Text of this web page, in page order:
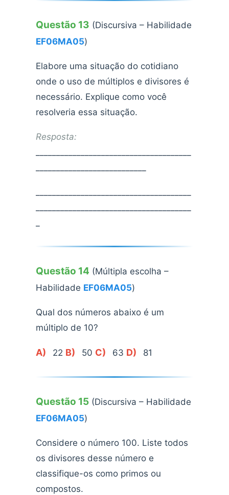
Questão 13 (Discursiva – Habilidade
EF06MA05)
Elabore uma situação do cotidiano
onde o uso de múltiplos e divisores é
necessário. Explique como você
resolveria essa situação.
Resposta:
Questão 14 (Múltipla escolha –
Habilidade EF06MA05)
Qual dos números abaixo é um
múltiplo de 10?
A) 22 B) 50 C) 63 D) 81
Questão 15 (Discursiva – Habilidade
EF06MA05)
Considere o número 100. Liste todos
os divisores desse número e
classifique-os como primos ou
compostos.